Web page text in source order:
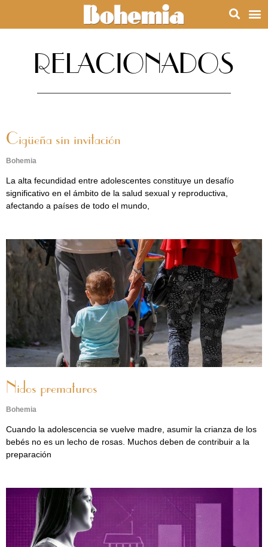
RELACIONADOS
Cigüeña sin invitación
Bohemia
La alta fecundidad entre adolescentes constituye un desafío
significativo en el ámbito de la salud sexual y reproductiva,
afectando a países de todo el mundo,
Nidos prematuros
Bohemia
Cuando la adolescencia se vuelve madre, asumir la crianza de los
bebés no es un lecho de rosas. Muchos deben de contribuir a la
preparación